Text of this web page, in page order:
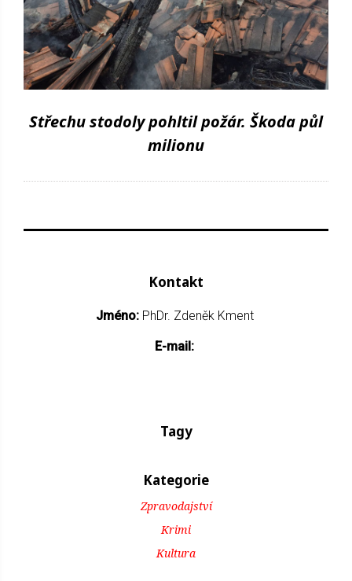
Střechu stodoly pohltil požár. Škoda půl
milionu
Kontakt
Jméno: PhDr. Zdeněk Kment
E-mail:
Tagy
Kategorie
Zpravodajství
Krimi
Kultura